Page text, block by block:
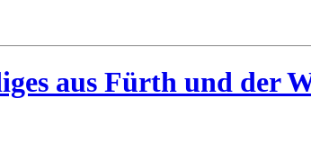
aus Fürth und der